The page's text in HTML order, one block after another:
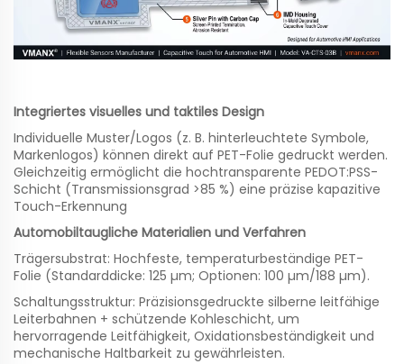
Integriertes visuelles und taktiles Design
Individuelle Muster/Logos (z. B. hinterleuchtete Symbole,
Markenlogos) können direkt auf PET-Folie gedruckt werden.
Gleichzeitig ermöglicht die hochtransparente PEDOT:PSS-
Schicht (Transmissionsgrad >85 %) eine präzise kapazitive
Touch-Erkennung
Automobiltaugliche Materialien und Verfahren
Trägersubstrat: Hochfeste, temperaturbeständige PET-
Folie (Standarddicke: 125 µm; Optionen: 100 µm/188 µm).
Schaltungsstruktur: Präzisionsgedruckte silberne leitfähige
Leiterbahnen + schützende Kohleschicht, um
hervorragende Leitfähigkeit, Oxidationsbeständigkeit und
mechanische Haltbarkeit zu gewährleisten.